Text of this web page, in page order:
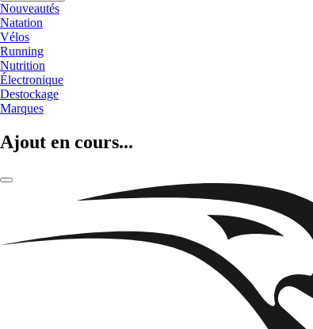
Nouveautés
Natation
Vélos
Running
Nutrition
Électronique
Destockage
Marques
Ajout en cours...